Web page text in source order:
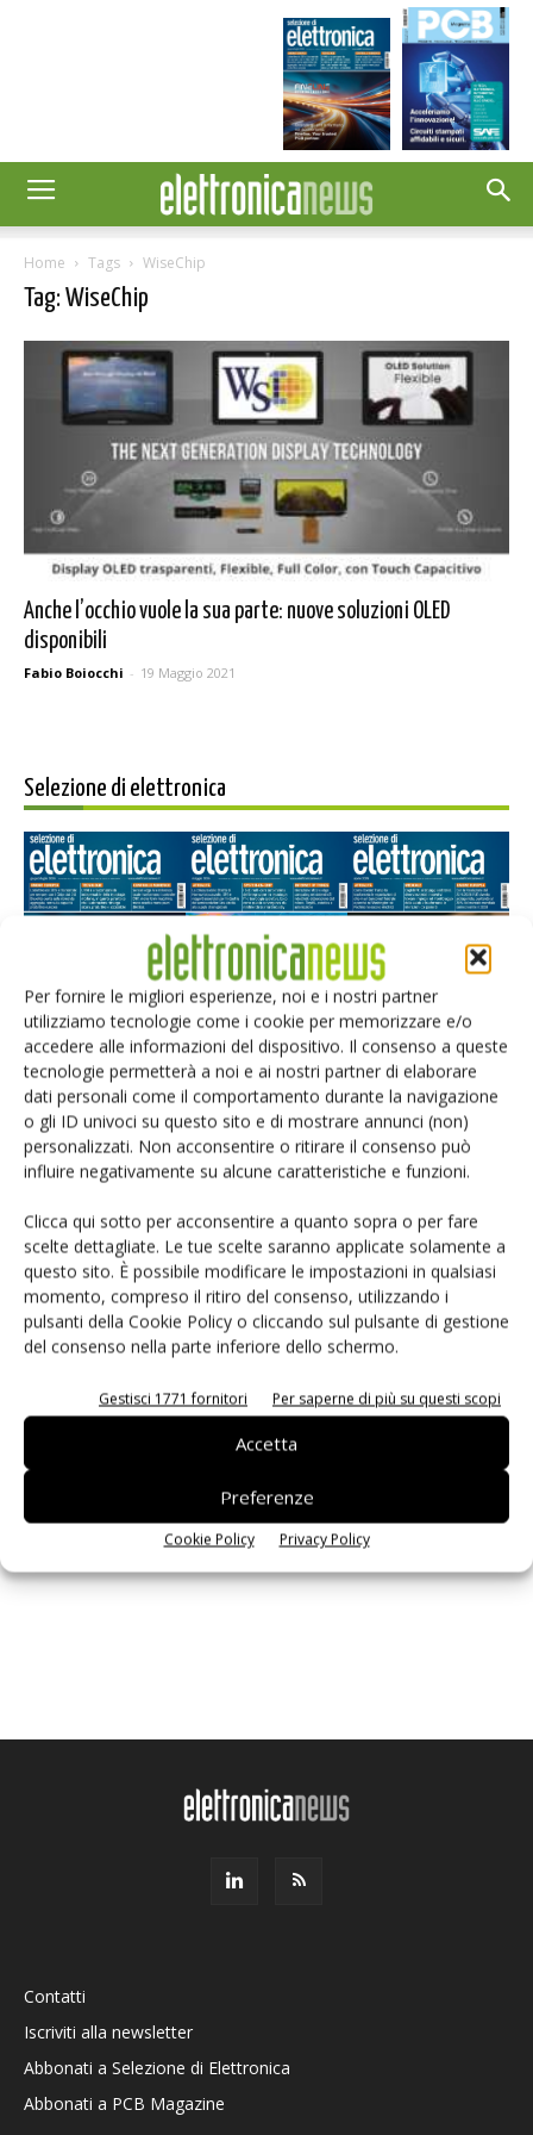
Per fornire le migliori esperienze, noi e i nostri partner
utilizziamo tecnologie come i cookie per memorizzare e/o
accedere alle informazioni del dispositivo. Il consenso a queste
tecnologie permetterà a noi e ai nostri partner di elaborare
dati personali come il comportamento durante la navigazione
o gli ID univoci su questo sito e di mostrare annunci (non)
personalizzati. Non acconsentire o ritirare il consenso può
influire negativamente su alcune caratteristiche e funzioni.
Clicca qui sotto per acconsentire a quanto sopra o per fare
scelte dettagliate. Le tue scelte saranno applicate solamente a
questo sito. È possibile modificare le impostazioni in qualsiasi
momento, compreso il ritiro del consenso, utilizzando i
pulsanti della Cookie Policy o cliccando sul pulsante di gestione
del consenso nella parte inferiore dello schermo.
Gestisci 1771 fornitori Per saperne di più su questi scopi
Accetta
Preferenze
Cookie Policy Privacy Policy
Home Tags WiseChip
Tag: WiseChip
Anche l’occhio vuole la sua parte: nuove soluzioni OLED
disponibili
Fabio Boiocchi - 19 Maggio 2021
Selezione di elettronica
Edicola web
PCB Magazine
Edicola web
ISCRIVITI ALLA NEWSLETTER
Contatti
Iscriviti alla newsletter
Abbonati a Selezione di Elettronica
Abbonati a PCB Magazine